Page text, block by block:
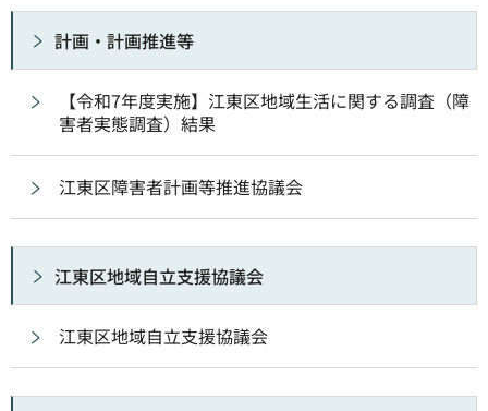
計画・計画推進等
【令和7年度実施】江東区地域生活に関する調査（障
害者実態調査）結果
江東区障害者計画等推進協議会
江東区地域自立支援協議会
江東区地域自立支援協議会